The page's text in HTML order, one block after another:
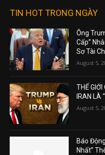
TIN HOT TRONG NGÀY
Ông
Cấp”
Sơ Tài
August 5,
THẾ
IRAN LÀ
August 5,
Báo
Nhất”